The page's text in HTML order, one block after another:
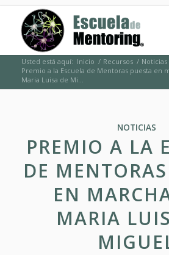
Usted está aquí: Inicio / Recursos / Noticias
Premio a la Escuela de Mentoras puesta en
Maria Luisa de Mi...
NOTICIAS
PREMIO A LA
DE
EN
MARIA